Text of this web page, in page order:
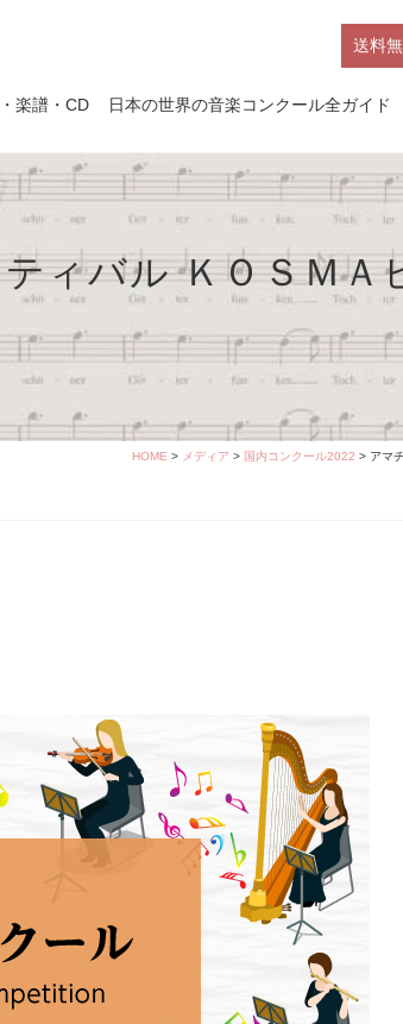
送料
楽譜・CD 日本の世界の音楽コンクール全ガイド
ィバル ＫＯＳＭＡ
HOME > メディア > 国内コンクール2022 > アマ